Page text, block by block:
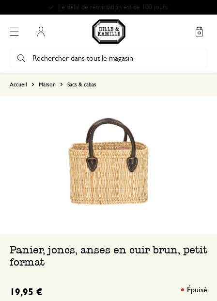
Le délai de rétractation est de 100 jours
Accueil Maison Sacs & cabas
Panier, joncs, anses en cuir brun, petit
format
19,95 € Épuisé